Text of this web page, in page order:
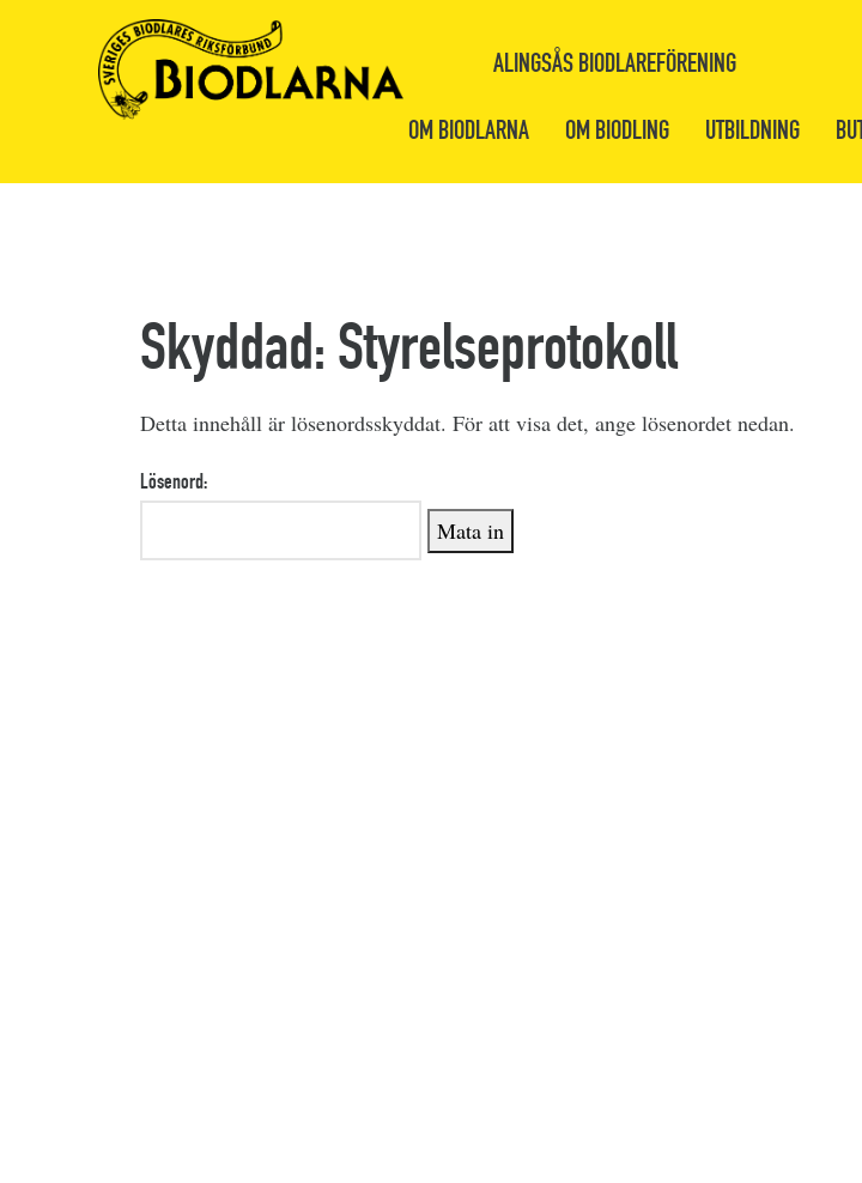
ALINGSÅS BIODLAREFÖRENING
OM BIODLARNA OM BIODLING UTBILDNING
Skyddad: Styrelseprotokoll
Detta innehåll är lösenordsskyddat. För att visa det, ange lösenordet nedan.
Lösenord: